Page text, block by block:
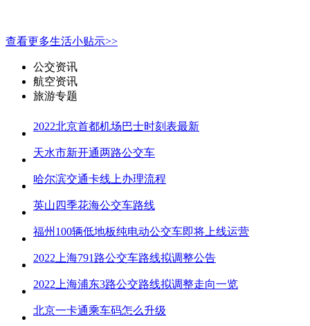
查看更多生活小贴示>>
公交资讯
航空资讯
旅游专题
2022北京首都机场巴士时刻表最新
天水市新开通两路公交车
哈尔滨交通卡线上办理流程
英山四季花海公交车路线
福州100辆低地板纯电动公交车即将上线运营
2022上海791路公交车路线拟调整公告
2022上海浦东3路公交路线拟调整走向一览
北京一卡通乘车码怎么升级